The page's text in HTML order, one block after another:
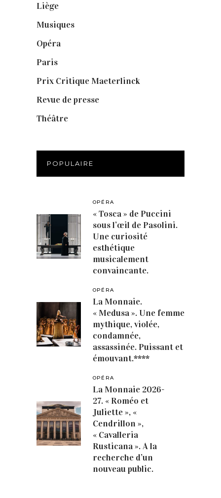
Liège
Musiques
Opéra
Paris
Prix Critique Maeterlinck
Revue de presse
Théâtre
POPULAIRE
OPÉRA
« Tosca » de Puccini
sous l’œil de Pasolini.
Une curiosité
esthétique
musicalement
convaincante.
OPÉRA
La Monnaie.
« Medusa ». Une femme
mythique, violée,
condamnée,
assassinée. Puissant et
émouvant.****
OPÉRA
La Monnaie 2026-
27. « Roméo et
Juliette », «
Cendrillon »,
« Cavalleria
Rusticana ». A la
recherche d’un
nouveau public.